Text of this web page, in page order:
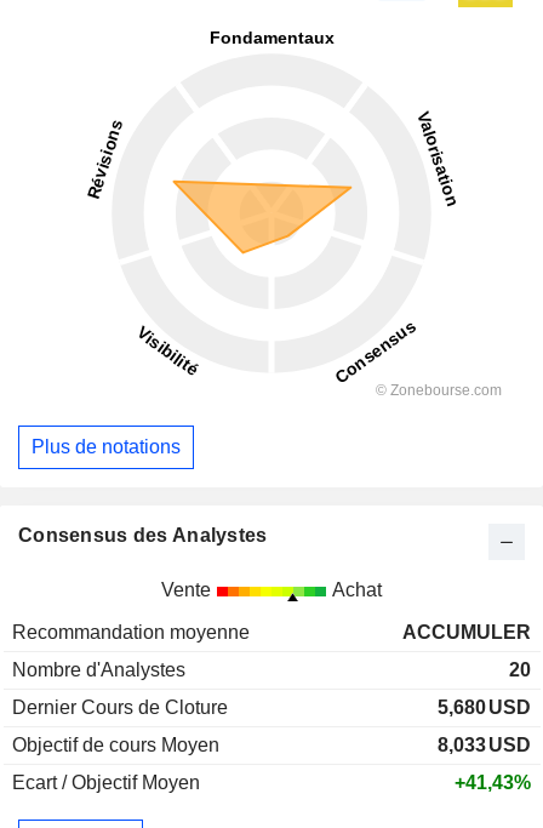
Plus de notations
Consensus des Analystes
Vente Achat
Recommandation moyenne
ACCUMULER
Nombre d'Analystes
20
Dernier Cours de Cloture
5,680USD
Objectif de cours Moyen
8,033USD
Ecart / Objectif Moyen
+41,43%